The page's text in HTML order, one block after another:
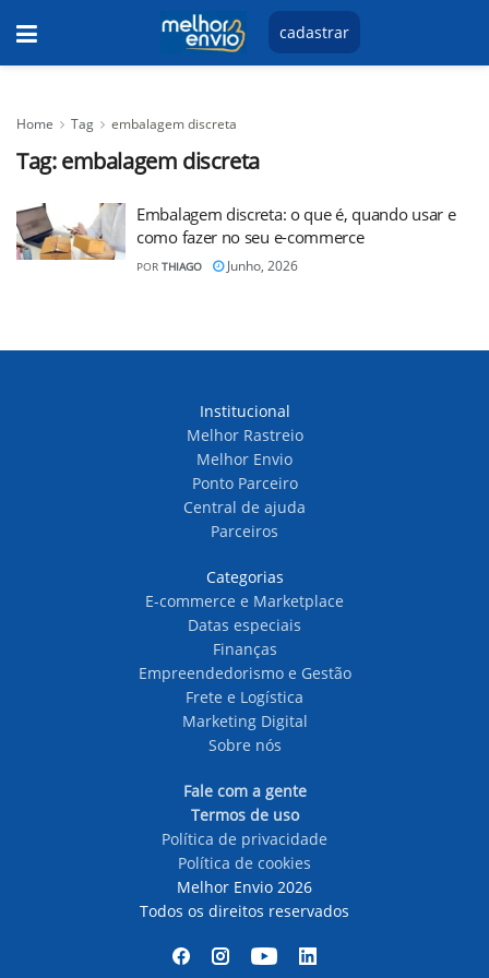
cadastrar
Home Tag embalagem discreta
Tag:embalagem discreta
Embalagem discreta: o que é, quando usar e
como fazer no seu e-commerce
POR THIAGO Junho, 2026
Institucional
Melhor Rastreio
Melhor Envio
Ponto Parceiro
Central de ajuda
Parceiros
Categorias
E-commerce e Marketplace
Datas especiais
Finanças
Empreendedorismo e Gestão
Frete e Logística
Marketing Digital
Sobre nós
Fale com a gente
Termos de uso
Política de privacidade
Política de cookies
Melhor Envio 2026
Todos os direitos reservados